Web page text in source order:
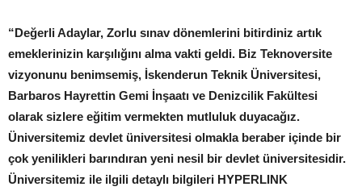
“Değerli Adaylar, Zorlu sınav dönemlerini bitirdiniz artık
emeklerinizin karşılığını alma vakti geldi. Biz Teknoversite
vizyonunu benimsemiş, İskenderun Teknik Üniversitesi,
Barbaros Hayrettin Gemi İnşaatı ve Denizcilik Fakültesi
olarak sizlere eğitim vermekten mutluluk duyacağız.
Üniversitemiz devlet üniversitesi olmakla beraber içinde bir
çok yenilikleri barındıran yeni nesil bir devlet üniversitesidir.
Üniversitemiz ile ilgili detaylı bilgileri HYPERLINK